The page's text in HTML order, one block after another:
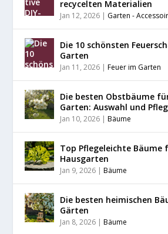
recycelten Materialien
Jan 12, 2026 | Garten -
Die 10 schönsten
Garten
Jan 11, 2026 |Feuer im Garten
Die besten Obstbäume
Garten: Auswahl und
Jan 10, 2026 |Bäume
Top Pflegeleichte Bäume
Hausgarten
Jan 9, 2026 |Bäume
Die besten heimischen
Gärten
Jan 8, 2026 |Bäume